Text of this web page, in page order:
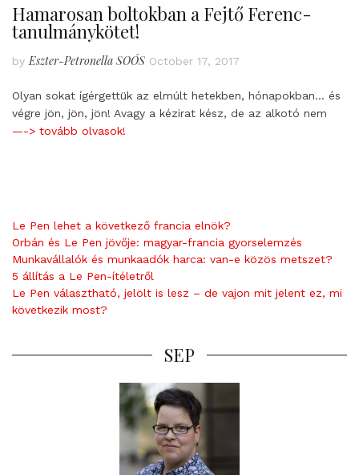
Hamarosan boltokban a Fejtő Ferenc-
tanulmánykötet!
by Eszter-Petronella SOÓS October 17, 2017
Olyan sokat ígérgettük az elmúlt hetekben, hónapokban… és
végre jön, jön, jön! Avagy a kézirat kész, de az alkotó nem
—-> tovább olvasok!
Le Pen lehet a következő francia elnök?
Orbán és Le Pen jövője: magyar-francia gyorselemzés
Munkavállalók és munkaadók harca: van-e közös metszet?
5 állítás a Le Pen-ítéletről
Le Pen választható, jelölt is lesz – de vajon mit jelent ez, mi
következik most?
SEP